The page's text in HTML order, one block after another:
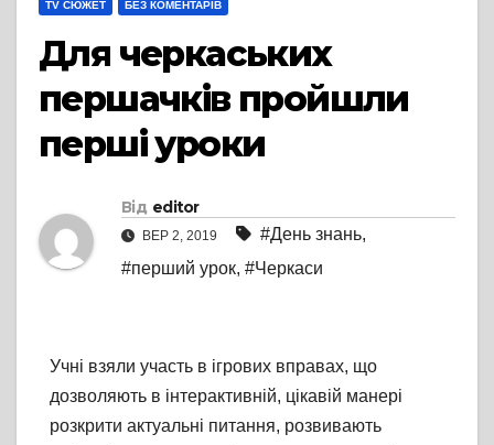
TV СЮЖЕТ БЕЗ КОМЕНТАРІВ
Для черкаських
першачків пройшли
перші уроки
Від editor
ВЕР 2, 2019 #День знань,
#перший урок, #Черкаси
Учні взяли участь в ігрових вправах, що
дозволяють в інтерактивній, цікавій манері
розкрити актуальні питання, розвивають